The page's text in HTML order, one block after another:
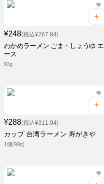
¥248(税込¥267.84)
わかめラーメン ごま・しょうゆ エ
ース
93g
¥288(税込¥311.04)
カップ 台湾ラーメン 寿がきや
1個(99g)